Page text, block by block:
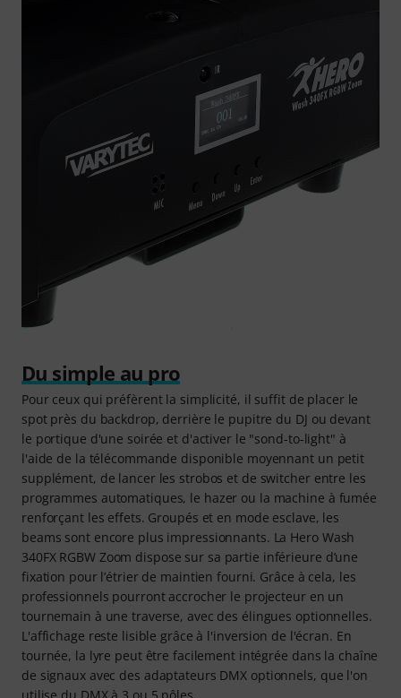
Du simple au pro
Pour ceux qui préfèrent la simplicité, il suffit de placer le
spot près du backdrop, derrière le pupitre du DJ ou devant
le portique d'une soirée et d'activer le "sond-to-light" à
l'aide de la télécommande disponible moyennant un petit
supplément, de lancer les strobos et de switcher entre les
programmes automatiques, le hazer ou la machine à fumée
renforçant les effets. Groupés et en mode esclave, les
beams sont encore plus impressionnants. La Hero Wash
340FX RGBW Zoom dispose sur sa partie inférieure d’une
fixation pour l’étrier de maintien fourni. Grâce à cela, les
professionnels pourront accrocher le projecteur en un
tournemain à une traverse, avec des élingues optionnelles.
L'affichage reste lisible grâce à l'inversion de l'écran. En
tournée, la lyre peut être facilement intégrée dans la chaîne
de signaux avec des adaptateurs DMX optionnels, que l'on